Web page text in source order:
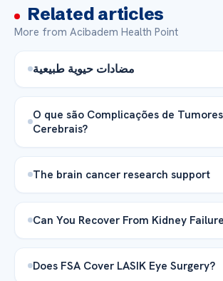
Related articles
More from Acibadem Health Point
مضادات حيوية طبيعية
O que são Complicações de Tumores
Cerebrais?
The brain cancer research support
Can You Recover From Kidney
Does FSA Cover LASIK Eye Surgery?